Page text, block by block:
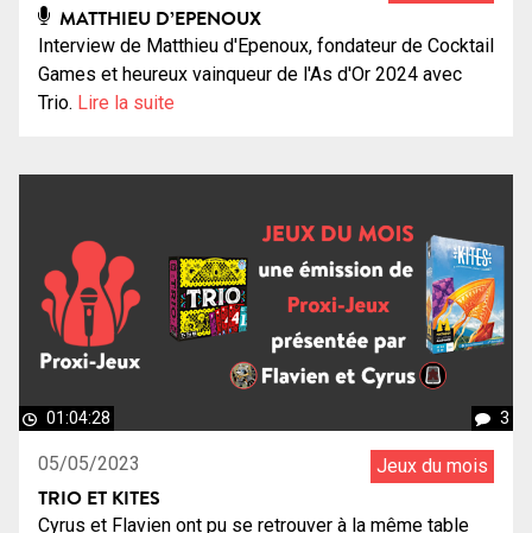
MATTHIEU D’EPENOUX
Interview de Matthieu d'Epenoux, fondateur de Cocktail
Games et heureux vainqueur de l'As d'Or 2024 avec
Trio. Lire la suite
01:04:28 3
05/05/2023 Jeux du mois
TRIO ET KITES
Cyrus et Flavien ont pu se retrouver à la même table